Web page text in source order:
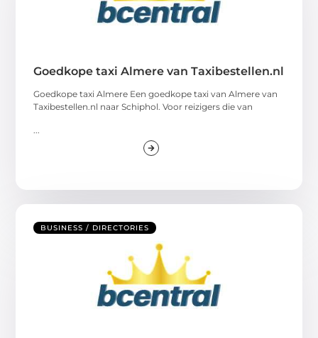
Goedkope taxi Almere van Taxibestellen.nl
Goedkope taxi Almere Een goedkope taxi van Almere van
Taxibestellen.nl naar Schiphol. Voor reizigers die van
BUSINESS / DIRECTORIES